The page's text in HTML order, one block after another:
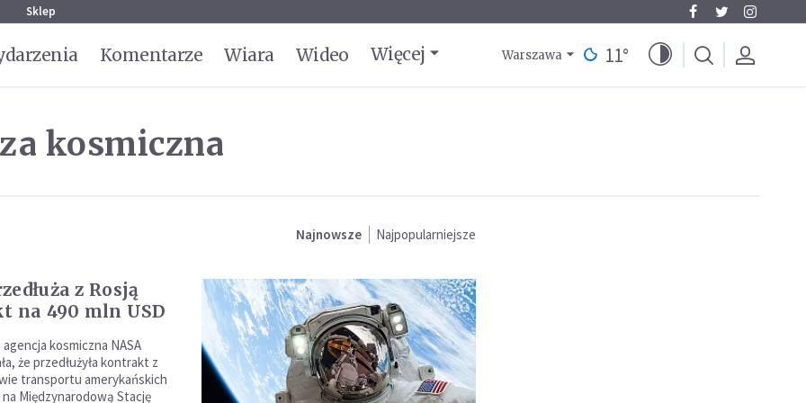
Sklep
Komentarze Wiara Wideo Więcej Warszawa 11°
kosmiczna
Najnowsze Najpopularniejsze
z Rosją
na 490 mln USD
kosmiczna NASA
że przedłużyła kontrakt z
transportu amerykańskich
Międzynarodową Stację